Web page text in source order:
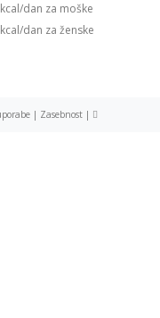
kcal/dan za moške
kcal/dan za ženske
| Zasebnost |